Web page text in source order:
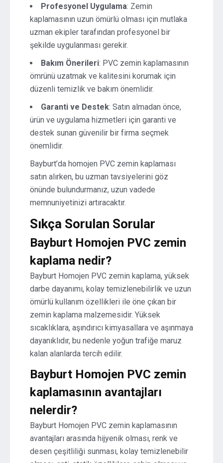
Profesyonel Uygulama: Zemin
kaplamasının uzun ömürlü olması için mutlaka
uzman ekipler tarafından profesyonel bir
şekilde uygulanması gerekir.
Bakım Önerileri: PVC zemin kaplamasının
ömrünü uzatmak ve kalitesini korumak için
düzenli temizlik ve bakım önemlidir.
Garanti ve Destek: Satın almadan önce,
ürün ve uygulama hizmetleri için garanti ve
destek sunan güvenilir bir firma seçmek
önemlidir.
Bayburt’da homojen PVC zemin kaplaması
satın alırken, bu uzman tavsiyelerini göz
önünde bulundurmanız, uzun vadede
memnuniyetinizi artıracaktır.
Sıkça Sorulan Sorular
Bayburt Homojen PVC zemin
kaplama nedir?
Bayburt Homojen PVC zemin kaplama, yüksek
darbe dayanımı, kolay temizlenebilirlik ve uzun
ömürlü kullanım özellikleri ile öne çıkan bir
zemin kaplama malzemesidir. Yüksek
sıcaklıklara, aşındırıcı kimyasallara ve aşınmaya
dayanıklıdır, bu nedenle yoğun trafiğe maruz
kalan alanlarda tercih edilir.
Bayburt Homojen PVC zemin
kaplamasının avantajları
nelerdir?
Bayburt Homojen PVC zemin kaplamasının
avantajları arasında hijyenik olması, renk ve
desen çeşitliliği sunması, kolay temizlenebilir